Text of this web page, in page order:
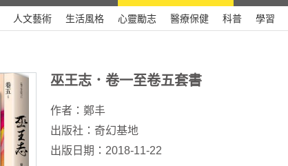
人文藝術 生活風格 心靈勵志 醫療保健 科普 學習
巫王志．卷一至卷五套書
作者： 鄭丰
出版社： 奇幻基地
出版日期：2018-11-22